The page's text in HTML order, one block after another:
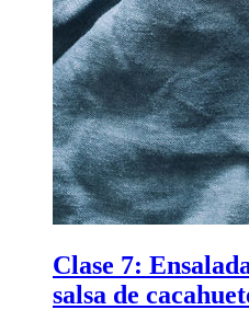
Clase 7:
salsa de